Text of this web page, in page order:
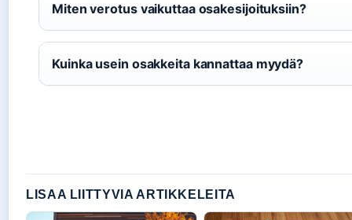
Miten verotus vaikuttaa osakesijoituksiin?
Kuinka usein osakkeita kannattaa myydä?
LISAA LIITTYVIA ARTIKKELEITA